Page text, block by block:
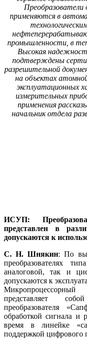
Преобразователи
применяются в
промышленности, в
Высокая
подтверждены
разрешительной
на объектах
эксплуатационных
измерительных
применения
начальник отдела
ИСУП:
представлен в
допускаются к
С. Н. Шнякин: По
преобразователях
аналоговой, так и
допускаются к
представляет
преобразователя
обработкой сигнала
время в линейке
поддержкой цифрового